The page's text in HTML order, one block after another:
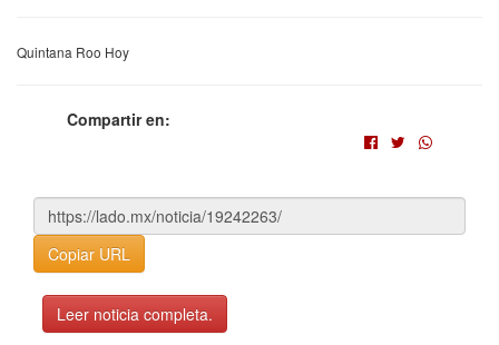
Quintana Roo Hoy
Compartir en:
Copiar URL
Leer noticia completa.